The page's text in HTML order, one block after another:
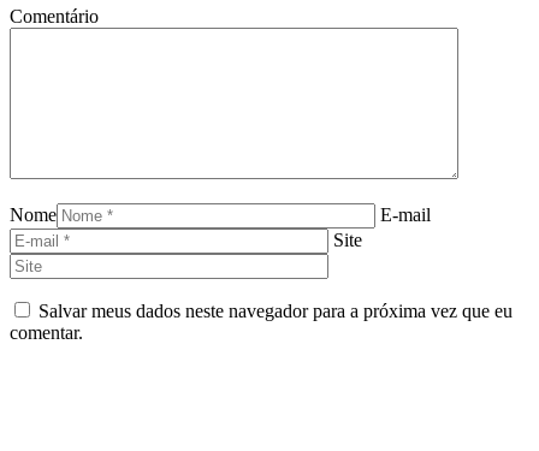
Comentário
Nome
E-mail
Site
Salvar meus dados neste navegador para a próxima vez que eu
comentar.